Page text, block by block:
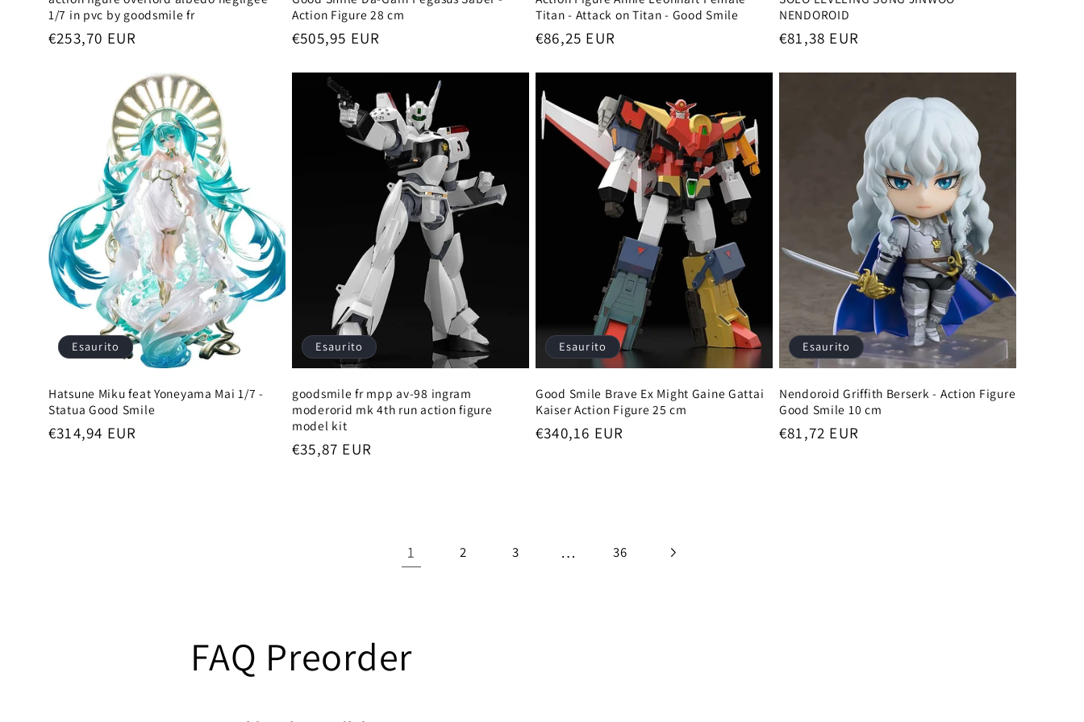
1/7 in pvc by goodsmile fr
Prezzo
€253,70 EUR
Action Figure 28 cm
Prezzo
listino
€505,95 EUR
Titan - Attack on Titan - Good Smile
Prezzo
€86,25 EUR
NENDOROID
Prezzo
€81,38 EUR
Esaurito
Hatsune Miku feat Yoneyama Mai 1/7 -
Statua Good Smile
Prezzo
€314,94 EUR
Esaurito
goodsmile fr mpp av-98 ingram
moderorid mk 4th run action figure
model kit
Prezzo
€35,87 EUR
Esaurito
Good Smile Brave Ex Might Gaine Gattai
Kaiser Action Figure 25 cm
Prezzo
€340,16 EUR
Esaurito
Nendoroid Griffith Berserk - Action Figure
Good Smile 10 cm
Prezzo
€81,72 EUR
1 2 3 … 36
FAQ Preorder